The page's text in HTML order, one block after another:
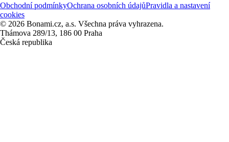
Obchodní podmínkyOchrana osobních údajůPravidla a nastavení
cookies
© 2026 Bonami.cz, a.s. Všechna práva vyhrazena.
Thámova 289/13, 186 00 Praha
Česká republika